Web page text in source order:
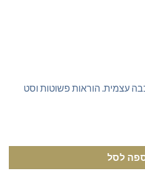
עצמית. הוראות פשוטות וסט
לסל